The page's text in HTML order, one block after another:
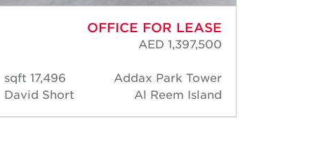
OFFICE FOR LEASE
AED 1,397,500
Addax Park Tower
Al Reem Island
17,496 sqft
David Short